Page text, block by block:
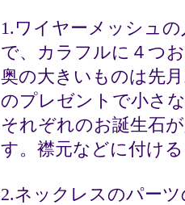
1.ワイヤーメッシュ
で、カラフルに４つ
奥の大きいものは先
のプレゼントで小さ
それぞれのお誕生石
す。襟元などに付け
2.ネックレスのパー